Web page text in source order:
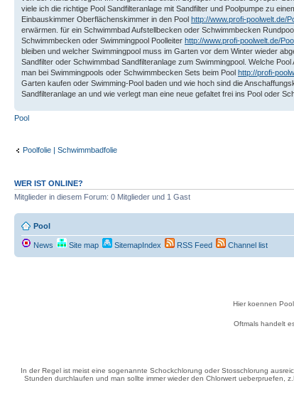
viele ich die richtige Pool Sandfilteranlage mit Sandfilter und Poolpumpe zu
Einbauskimmer Oberflächenskimmer in den Pool http://www.profi-poolwelt.de/
erwärmen. für ein Schwimmbad Aufstellbecken oder Schwimmbecken
Schwimmbecken oder Swimmingpool Poolleiter http://www.profi-poolwelt.de/
bleiben und welcher Swimmingpool muss im Garten vor dem Winter wieder
Sandfilter oder Schwimmbad Sandfilteranlage zum Swimmingpool. Welche Pool
man bei Swimmingpools oder Schwimmbecken Sets beim Pool http://profi-
Garten kaufen oder Swimming-Pool baden und wie hoch sind die
Sandfilteranlage an und wie verlegt man eine neue gefaltet frei ins Pool oder
Pool
Poolfolie | Schwimmbadfolie
WER IST ONLINE?
Mitglieder in diesem Forum: 0 Mitglieder und 1 Gast
Pool
News Site map SitemapIndex RSS Feed Channel list
Hier koennen
Oftmals handelt
In der Regel ist meist eine sogenannte Schockchlorung oder Stosschlorung
Stunden durchlaufen und man sollte immer wieder den Chlorwert ueberpruefen,